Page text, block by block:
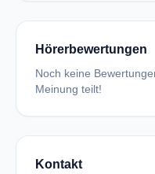
Hörerbewertungen
Noch keine
Meinung teilt!
Kontakt